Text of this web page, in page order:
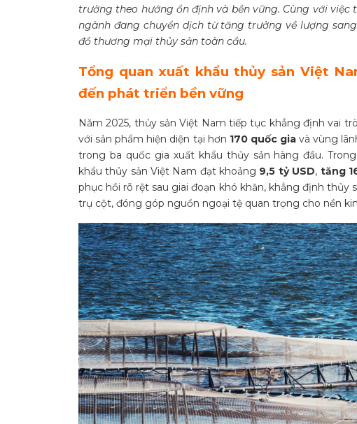
trưởng theo hướng ổn định và bền vững. Cùng với
ngành đang chuyển dịch từ tăng trưởng về lượng
đồ thương mại thủy sản toàn cầu.
Tổng quan xuất khẩu thủy sản Việt
đến phát triển bền vững
Năm 2025, thủy sản Việt Nam tiếp tục khẳng định vai
với sản phẩm hiện diện tại hơn 170 quốc gia và vùng
trong ba quốc gia xuất khẩu thủy sản hàng đầu.
khẩu thủy sản Việt Nam đạt khoảng 9,5 tỷ USD, tăng
phục hồi rõ rệt sau giai đoạn khó khăn, khẳng định
trụ cột, đóng góp nguồn ngoại tệ quan trọng cho nền